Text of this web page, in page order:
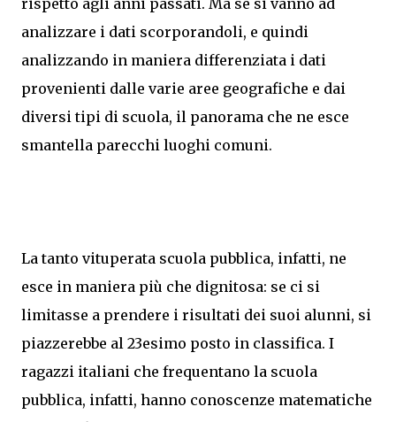
rispetto agli anni passati. Ma se si vanno ad
analizzare i dati scorporandoli, e quindi
analizzando in maniera differenziata i dati
provenienti dalle varie aree geografiche e dai
diversi tipi di scuola, il panorama che ne esce
smantella parecchi luoghi comuni.
La tanto vituperata scuola pubblica, infatti, ne
esce in maniera più che dignitosa: se ci si
limitasse a prendere i risultati dei suoi alunni, si
piazzerebbe al 23esimo posto in classifica. I
ragazzi italiani che frequentano la scuola
pubblica, infatti, hanno conoscenze matematiche